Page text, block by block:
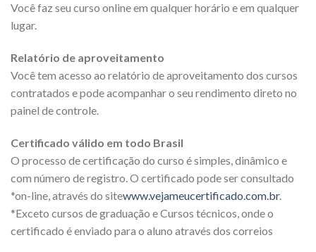
Você faz seu curso online em qualquer horário e em qualquer
lugar.
Relatório de aproveitamento
Você tem acesso ao relatório de aproveitamento dos cursos
contratados e pode acompanhar o seu rendimento direto no
painel de controle.
Certificado válido em todo Brasil
O processo de certificação do curso é simples, dinâmico e
com número de registro. O certificado pode ser consultado
*on-line, através do sitewww.vejameucertificado.com.br.
*Exceto cursos de graduação e Cursos técnicos, onde o
certificado é enviado para o aluno através dos correios